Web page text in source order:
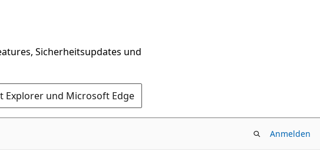
Sicherheitsupdates und
und Microsoft Edge
Anmelden